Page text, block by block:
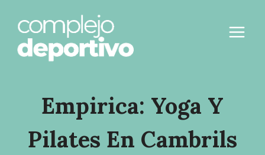
contenido
Empirica: Yoga Y
Pilates En Cambrils